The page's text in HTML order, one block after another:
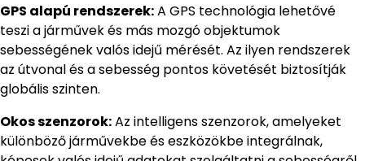
GPS alapú rendszerek:A GPS technológia lehetővé
teszi a járművek és más mozgó objektumok
sebességének valós idejű mérését. Az ilyen rendszerek
az útvonal és a sebesség pontos követését biztosítják
globális szinten.
Okos szenzorok:Az intelligens szenzorok, amelyeket
különböző járművekbe és eszközökbe integrálnak,